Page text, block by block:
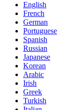
English
French
German
Portuguese
Spanish
Russian
Japanese
Korean
Arabic
Irish
Greek
Turkish